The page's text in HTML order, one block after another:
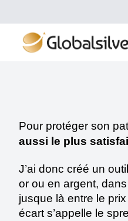
Pour protéger son
aussi le plus
J’ai donc créé un
or ou en argent,
jusque là entre le
écart s’appelle le